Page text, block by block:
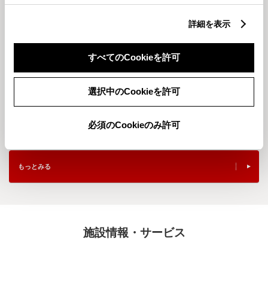
詳細を表示
すべてのCookieを許可
選択中のCookieを許可
必須のCookieのみ許可
らせ
もっとみる
施設情報・サービス